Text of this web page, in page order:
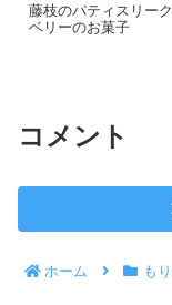
藤枝のパティスリー
ベリーのお菓子
コメント
ホーム も